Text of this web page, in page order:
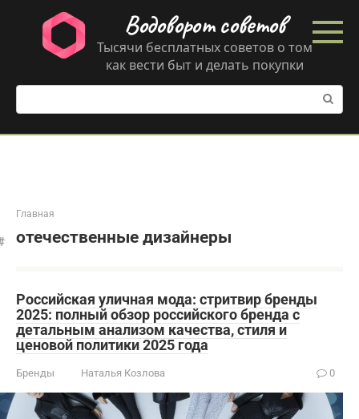
контенту
Водоворот советов
Тысячи бесплатных советов о том
как вести быт и делать покупки
Поиск:
Главная
отечественные дизайнеры
Российская уличная мода: стритвир бренды
2025: полный обзор российского бренда с
детальным анализом качества, стиля и
ценовой политики 2025 года
Бренды Наталья Козлова 0